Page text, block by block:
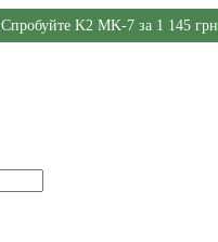
Спробуйте K2 MK-7 за 1 145 грн